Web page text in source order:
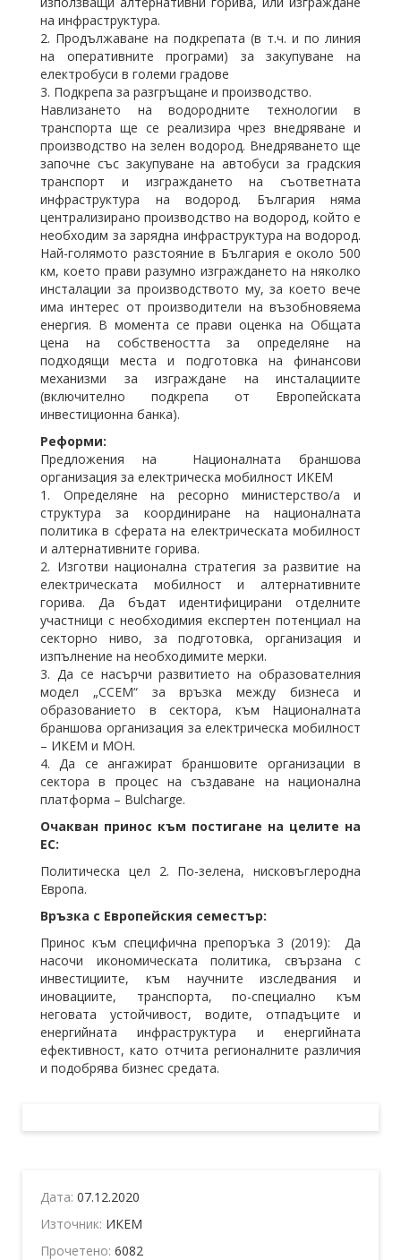
на инфраструктура.
2. Продължаване на подкрепата (в т.ч. и по линия
на оперативните програми) за закупуване на
електробуси в големи градове
3. Подкрепа за разгръщане и производство.
Навлизането на водородните технологии в
транспорта ще се реализира чрез внедряване и
производство на зелен водород. Внедряването ще
започне със закупуване на автобуси за градския
транспорт и изграждането на съответната
инфраструктура на водород. България няма
централизирано производство на водород, който е
необходим за зарядна инфраструктура на водород.
Най-голямото разстояние в България е около 500
км, което прави разумно изграждането на няколко
инсталации за производството му, за което вече
има интерес от производители на възобновяема
енергия. В момента се прави оценка на Общата
цена на собствеността за определяне на
подходящи места и подготовка на финансови
механизми за изграждане на инсталациите
(включително подкрепа от Европейската
инвестиционна банка).
Реформи:
Предложения на Националната браншова
организация за електрическа мобилност ИКЕМ
1. Определяне на ресорно министерство/а и
структура за координиране на националната
политика в сферата на електрическата мобилност
и алтернативните горива.
2. Изготви национална стратегия за развитие на
електрическата мобилност и алтернативните
горива. Да бъдат идентифицирани отделните
участници с необходимия експертен потенциал на
секторно ниво, за подготовка, организация и
изпълнение на необходимите мерки.
3. Да се насърчи развитието на образователния
модел „ССЕМ“ за връзка между бизнеса и
образованието в сектора, към Националната
браншова организация за електрическа мобилност
– ИКЕМ и МОН.
4. Да се ангажират браншовите организации в
сектора в процес на създаване на национална
платформа – Bulcharge.
Очакван принос към постигане на целите на
ЕС:
Политическа цел 2. По-зелена, нисковъглеродна
Европа.
Връзка с Европейския семестър:
Принос към специфична препоръка 3 (2019): Да
насочи икономическата политика, свързана с
инвестициите, към научните изследвания и
иновациите, транспорта, по-специално към
неговата устойчивост, водите, отпадъците и
енергийната инфраструктура и енергийната
ефективност, като отчита регионалните различия
и подобрява бизнес средата.
Дата: 07.12.2020
Източник: ИКЕМ
Прочетено: 6082